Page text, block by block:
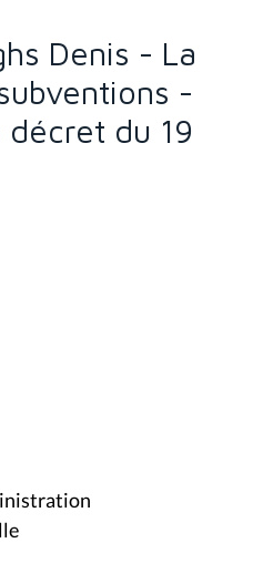
Denis - La
-
du 19